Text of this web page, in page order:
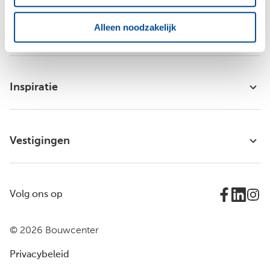
Alleen noodzakelijk
Bouwcenter Concordia
Inspiratie
Vestigingen
© 2026 Bouwcenter
Privacybeleid
Volg ons op